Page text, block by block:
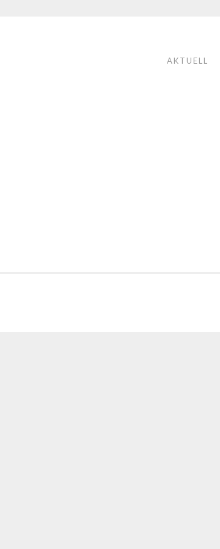
AKTUELL